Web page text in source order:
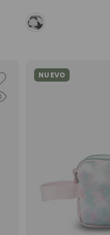
NUEVO